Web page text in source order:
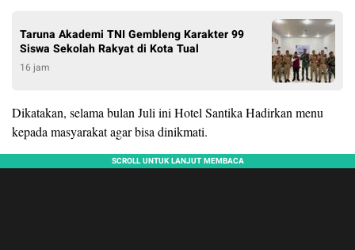
Taruna Akademi TNI Gembleng Karakter 99
Siswa Sekolah Rakyat di Kota Tual
16 jam
Dikatakan, selama bulan Juli ini Hotel Santika Hadirkan menu
kepada masyarakat agar bisa dinikmati.